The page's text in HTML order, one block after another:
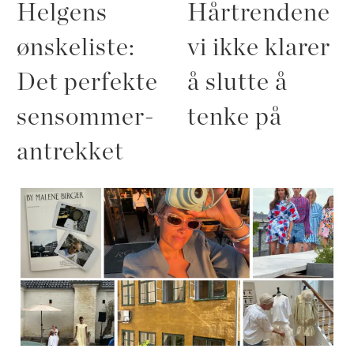
Helgens
ønskeliste:
Det perfekte
sensommer-
antrekket
Hårtrendene
vi ikke klarer
å slutte å
tenke på